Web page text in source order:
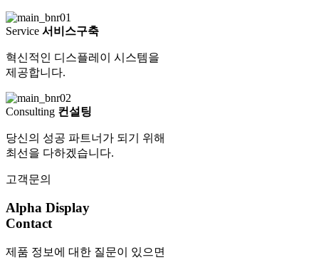
Service 서비스구축
혁신적인 디스플레이 시스템을
제공합니다.
Consulting 컨설팅
당신의 성공 파트너가 되기 위해
최선을 다하겠습니다.
고객문의
Alpha Display
Contact
제품 정보에 대한 질문이 있으면